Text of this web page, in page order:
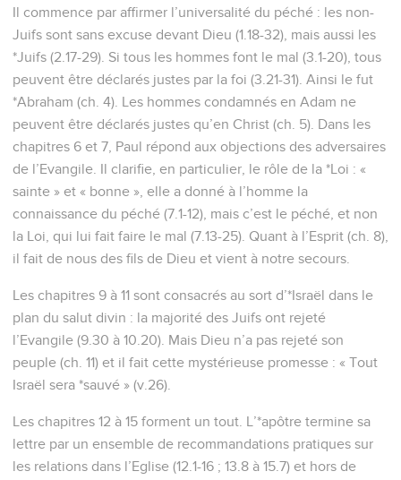
Il commence par affirmer l’universalité du péché : les non-
Juifs sont sans excuse devant Dieu (1.18-32), mais aussi les
*Juifs (2.17-29). Si tous les hommes font le mal (3.1-20), tous
peuvent être déclarés justes par la foi (3.21-31). Ainsi le fut
*Abraham (ch. 4). Les hommes condamnés en Adam ne
peuvent être déclarés justes qu’en Christ (ch. 5). Dans les
chapitres 6 et 7, Paul répond aux objections des adversaires
de l’Evangile. Il clarifie, en particulier, le rôle de la *Loi : «
sainte » et « bonne », elle a donné à l’homme la
connaissance du péché (7.1-12), mais c’est le péché, et non
la Loi, qui lui fait faire le mal (7.13-25). Quant à l’Esprit (ch. 8),
il fait de nous des fils de Dieu et vient à notre secours.
Les chapitres 9 à 11 sont consacrés au sort d’*Israël dans le
plan du salut divin : la majorité des Juifs ont rejeté
l’Evangile (9.30 à 10.20). Mais Dieu n’a pas rejeté son
peuple (ch. 11) et il fait cette mystérieuse promesse : « Tout
Israël sera *sauvé » (v.26).
Les chapitres 12 à 15 forment un tout. L’*apôtre termine sa
lettre par un ensemble de recommandations pratiques sur
les relations dans l’Eglise (12.1-16 ; 13.8 à 15.7) et hors de